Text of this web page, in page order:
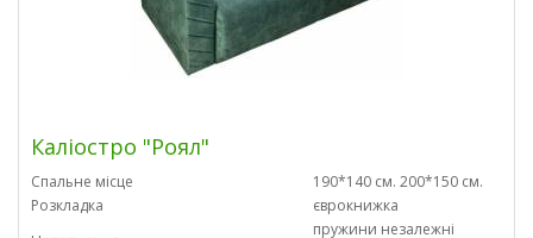
Каліостро "Роял"
Спальне місце
190*140 см. 200*150 см.
Розкладка
єврокнижка
пружини незалежні